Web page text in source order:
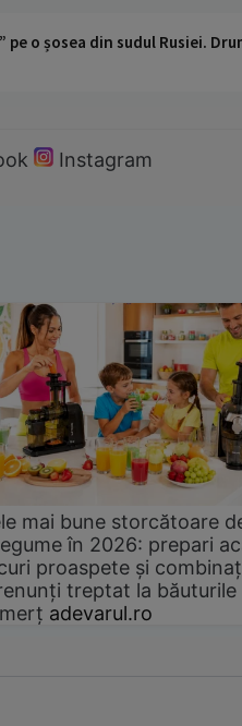
pe o șosea din sudul Rusiei.
Instagram
mai bune storcătoare
în 2026: prepari
proaspete și
treptat la băuturile
adevarul.ro